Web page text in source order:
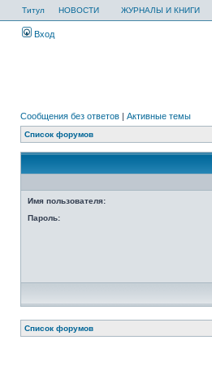
Титул НОВОСТИ ЖУРНАЛЫ И КНИГИ
Вход
Сообщения без ответов | Активные темы
Список форумов
Имя пользователя:
Пароль:
Список форумов